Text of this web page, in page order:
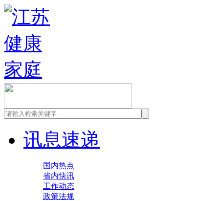
讯息速递
国内热点
省内快讯
工作动态
政策法规